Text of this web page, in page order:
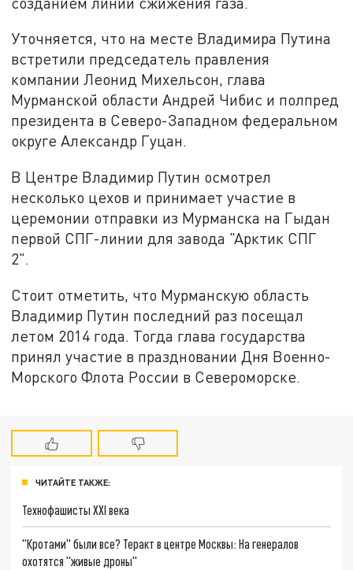
Уточняется, что на месте Владимира Путина
встретили председатель правления
компании Леонид Михельсон, глава
Мурманской области Андрей Чибис и полпред
президента в Северо-Западном федеральном
округе Александр Гуцан.
В Центре Владимир Путин осмотрел
несколько цехов и принимает участие в
церемонии отправки из Мурманска на Гыдан
первой СПГ-линии для завода "Арктик СПГ
2".
Стоит отметить, что Мурманскую область
Владимир Путин последний раз посещал
летом 2014 года. Тогда глава государства
принял участие в праздновании Дня Военно-
Морского Флота России в Североморске.
ЧИТАЙТЕ ТАКЖЕ:
Технофашисты XXI века
"Кротами" были все? Теракт в центре Москвы: На генералов
охотятся "живые дроны"